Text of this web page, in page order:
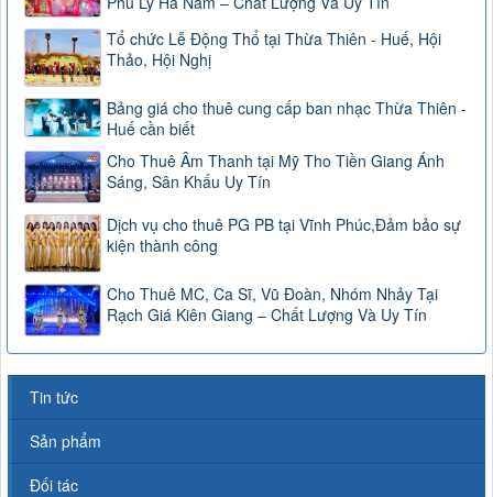
Tổ chức Lễ Động Thổ tại Thừa Thiên - Huế, Hội
Thảo, Hội Nghị
Bảng giá cho thuê cung cấp ban nhạc Thừa Thiên -
Huế cần biết
Cho Thuê Âm Thanh tại Mỹ Tho Tiền Giang Ánh
Sáng, Sân Khấu Uy Tín
Dịch vụ cho thuê PG PB tại Vĩnh Phúc,Đảm bảo sự
kiện thành công
Cho Thuê MC, Ca Sĩ, Vũ Đoàn, Nhóm Nhảy Tại
Rạch Giá Kiên Giang – Chất Lượng Và Uy Tín
Tin tức
Sản phẩm
Đối tác